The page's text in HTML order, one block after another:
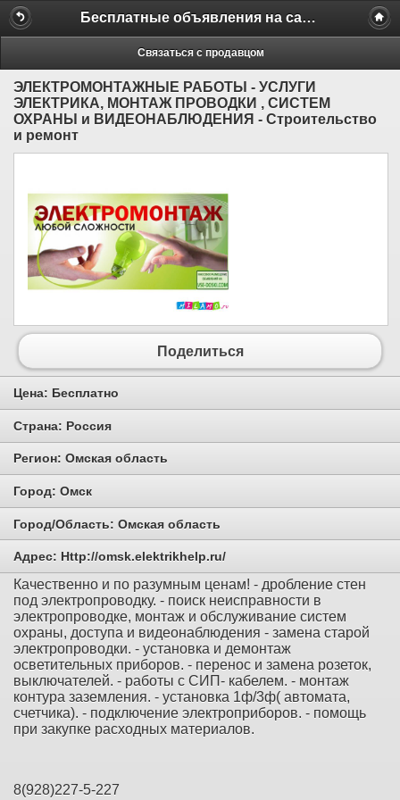
Бесплатные объявления на сайте MILAMO.ru
Связаться с продавцом
ЭЛЕКТРОМОНТАЖНЫЕ РАБОТЫ - УСЛУГИ
ЭЛЕКТРИКА, МОНТАЖ ПРОВОДКИ , СИСТЕМ
ОХРАНЫ и ВИДЕОНАБЛЮДЕНИЯ - Строительство
и ремонт
Поделиться
Цена: Бесплатно
Страна: Россия
Регион: Омская область
Город: Омск
Город/Область: Омская область
Адрес: Http://omsk.elektrikhelp.ru/
Качественно и по разумным ценам! - дробление стен
под электропроводку. - поиск неисправности в
электропроводке, монтаж и обслуживание систем
охраны, доступа и видеонаблюдения - замена старой
электропроводки. - установка и демонтаж
осветительных приборов. - перенос и замена розеток,
выключателей. - работы с СИП- кабелем. - монтаж
контура заземления. - установка 1ф/3ф( автомата,
счетчика). - подключение электроприборов. - помощь
при закупке расходных материалов.
8(928)227-5-227